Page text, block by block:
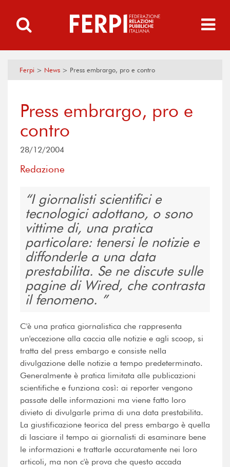
Ferpi > News > Press embrargo, pro e contro
Press embrargo, pro e
contro
28/12/2004
Redazione
I giornalisti scientifici e
tecnologici adottano, o sono
vittime di, una pratica
particolare: tenersi le notizie e
diffonderle a una data
prestabilita. Se ne discute sulle
pagine di Wired, che contrasta
il fenomeno.
C'è una pratica giornalistica che rappresenta
un'eccezione alla caccia alle notizie e agli scoop, si
tratta del press embargo e consiste nella
divulgazione delle notizie a tempo predeterminato.
Generalmente è pratica limitata alle publicazioni
scientifiche e funziona così: ai reporter vengono
passate delle informazioni ma viene fatto loro
divieto di divulgarle prima di una data prestabilita.
La giustificazione teorica del press embargo è quella
di lasciare il tempo ai giornalisti di esaminare bene
le informazioni e trattarle accuratamente nei loro
articoli, ma non c'è prova che questo accada